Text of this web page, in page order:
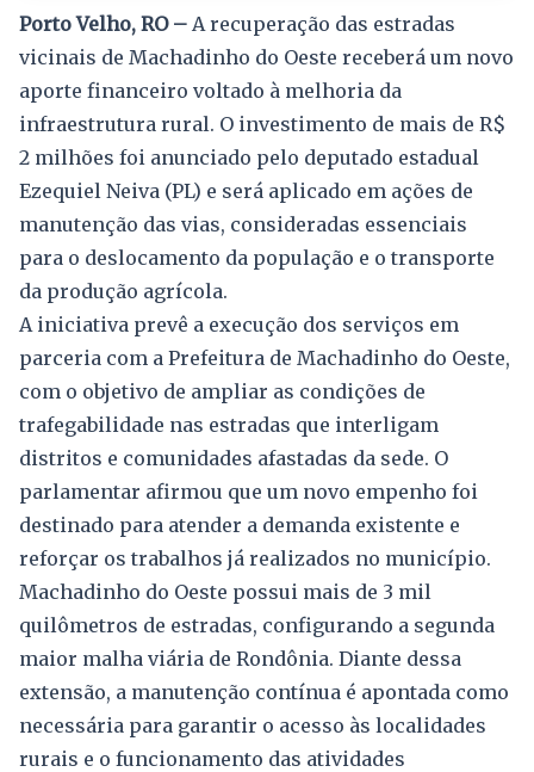
Porto Velho, RO – A recuperação das estradas
vicinais de Machadinho do Oeste receberá um novo
aporte financeiro voltado à melhoria da
infraestrutura rural. O investimento de mais de R$
2 milhões foi anunciado pelo deputado estadual
Ezequiel Neiva (PL) e será aplicado em ações de
manutenção das vias, consideradas essenciais
para o deslocamento da população e o transporte
da produção agrícola.
A iniciativa prevê a execução dos serviços em
parceria com a Prefeitura de Machadinho do Oeste,
com o objetivo de ampliar as condições de
trafegabilidade nas estradas que interligam
distritos e comunidades afastadas da sede. O
parlamentar afirmou que um novo empenho foi
destinado para atender a demanda existente e
reforçar os trabalhos já realizados no município.
Machadinho do Oeste possui mais de 3 mil
quilômetros de estradas, configurando a segunda
maior malha viária de Rondônia. Diante dessa
extensão, a manutenção contínua é apontada como
necessária para garantir o acesso às localidades
rurais e o funcionamento das atividades